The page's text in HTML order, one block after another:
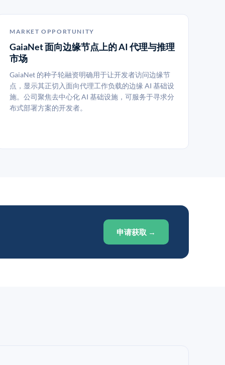
MARKET OPPORTUNITY
GaiaNet 面向边缘节点上的 AI 代理与推理
市场
GaiaNet 的种子轮融资明确用于让开发者访问边缘节
点，显示其正切入面向代理工作负载的边缘 AI 基础设
施。公司聚焦去中心化 AI 基础设施，可服务于寻求分
布式部署方案的开发者。
申请获取 →